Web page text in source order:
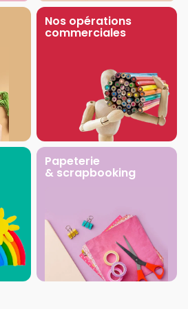
Nos opérations
commerciales
Papeterie
& scrapbooking